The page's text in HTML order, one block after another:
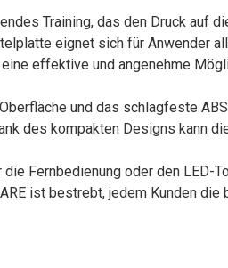
Training, das den Druck auf
eignet sich für Anwender
effektive und angenehme
und das schlagfeste
des kompakten Designs kann
Fernbedienung oder den LED-
ist bestrebt, jedem Kunden die